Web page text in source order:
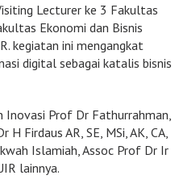
Lecturer ke 3 Fakultas
Ekonomi dan Bisnis
kegiatan ini mengangkat
digital sebagai katalis bisnis
Inovasi Prof Dr Fathurrahman,
Firdaus AR, SE, MSi, AK, CA,
Islamiah, Assoc Prof Dr Ir
lainnya.